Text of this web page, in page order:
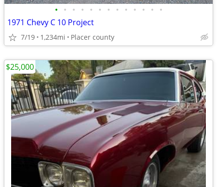
• • • • • • • • • • • • •
1971 Chevy C 10 Project
7/19 1,234mi Placer county
$25,000